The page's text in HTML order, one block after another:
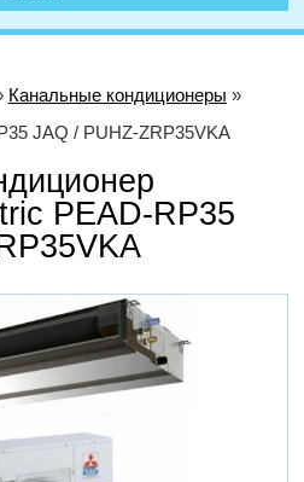
Канальные кондиционеры »
JAQ / PUHZ-ZRP35VKA
PEAD-RP35